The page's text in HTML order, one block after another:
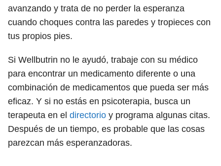
avanzando y trata de no perder la esperanza
cuando choques contra las paredes y tropieces con
tus propios pies.
Si Wellbutrin no le ayudó, trabaje con su médico
para encontrar un medicamento diferente o una
combinación de medicamentos que pueda ser más
eficaz. Y si no estás en psicoterapia, busca un
terapeuta en el directorio y programa algunas citas.
Después de un tiempo, es probable que las cosas
parezcan más esperanzadoras.